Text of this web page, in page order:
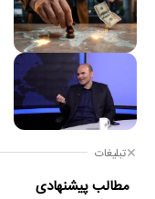
تبلیغات
مطالب پیشنهادی